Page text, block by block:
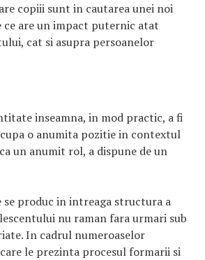
copiii sunt in cautarea unei noi
are un impact puternic atat
cat si asupra persoanelor
inseamna, in mod practic, a fi
o anumita pozitie in contextul
un anumit rol, a dispune de un
produc in intreaga structura a
nu raman fara urmari sub
In cadrul numeroaselor
le prezinta procesul formarii si